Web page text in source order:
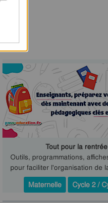
Tout pour la rentrée
Outils, programmations,
pour faciliter l'organisation de
Maternelle
Cycle 2 /